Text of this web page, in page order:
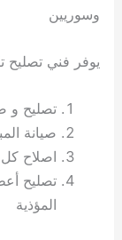
وسوريين
يوفر فني تصليح
تصليح و
صيانة
اصلاح
تصليح
المؤذية